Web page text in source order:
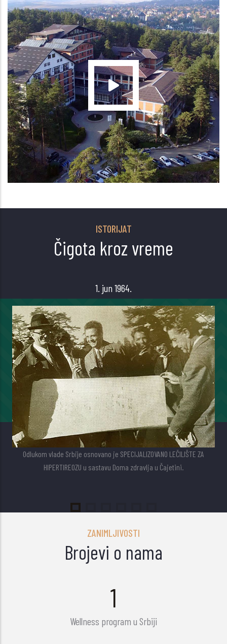
ISTORIJAT
Čigota kroz vreme
1. jun 1964.
Odlukom vlade Srbije osnovano je SPECIJALIZOVANO LEČILIŠTE ZA
HIPERTIREOZU u sastavu Doma zdravlja u Čajetini.
ZANIMLJIVOSTI
Brojevi o nama
1
Wellness program u Srbiji